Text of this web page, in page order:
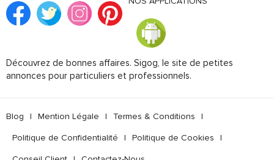
Découvrez de bonnes affaires. Sigog, le site de petites
annonces pour particuliers et professionnels.
Blog | Mention Légale | Termes & Conditions |
Politique de Confidentialité | Politique de Cookies |